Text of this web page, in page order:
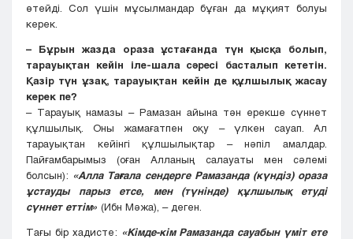
өтейді. Сол үшін мұсылмандар бұған да мұқият болуы
керек.
– Бұрын жазда ораза ұстағанда түн қысқа болып,
тарауықтан кейін іле-шала сәресі басталып кететін.
Қазір түн ұзақ, тарауықтан кейін де құлшылық жасау
керек пе?
– Тарауық намазы – Рамазан айына тән ерекше сүннет
құлшылық. Оны жамағатпен оқу – үлкен сауап. Ал
тарауықтан кейінгі құлшылықтар – нәпіл амалдар.
Пайғамбарымыз (оған Алланың салауаты мен сәлемі
болсын): «Алла Тағала сендерге Рамазанда (күндіз) ораза
ұстауды парыз етсе, мен (түнінде) құлшылық етуді
сүннет еттім» (Ибн Мәжа), – деген.
Тағы бір хадисте: «Кімде-кім Рамазанда сауабын үміт ете